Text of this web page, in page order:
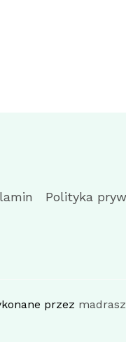
Polityka
przez